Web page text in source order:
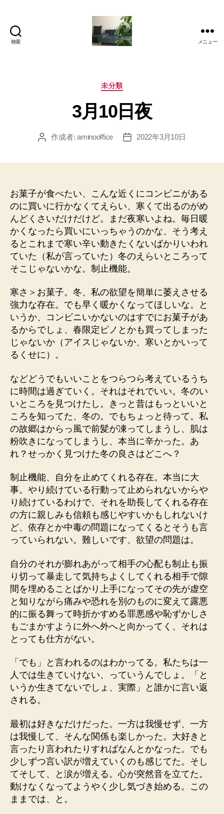
検索
美
か
も
あ
の
グ
メニュー
カ
ゴ
リ
未分類
3月10日夜
投
作成者:aminooffice
投
2022年3月10日
お菓子が食べたい、こんな近くにコンビニがある
のに買いに行かなくてえらい、寒くて出るのがめ
んどくさいだけだけど。まだ夜寒いよね。毎日暖
かくなったら買いにいっちゃうのかな、そう考え
るとこれまで寒い辛い動きたくないばかりいわれ
ていた（私が言っていた）冬のえらいところって
そこじゃないかな。制止機能。
寒さ＞お菓子。冬、私の欲望を簡単に萎えさせる
強力な存在。でも早く暖かくなってほしいな。と
いうか、コンビニいかないのはすでにお菓子があ
るからでしょ、春限定ピノとかも買ってしまった
じゃないか（アイスじゃないか、寒いとかいって
るくせに）。
などどうでもいいことをつらつら考えているうち
に時間は過ぎていく。それはそれでいい。冬のい
いところを見つけたし。きっと昔はもっといいと
ころを知ってた、冬の。でもちょっと待って。私
の故郷はからっ風で前髪が凍ってしまうし、肌は
粉吹きになってしまうし、本当に辛かった。あ
れ？せっかく見つけた冬の良さはどこへ？
制止機能、自分を止めてくれる存在。本当に大
事。やり続けている行動って止められないからや
り続けているわけで、それを助長してくれる存在
の方に親しみも信頼も感じやすいかもしれないけ
ど、依存とか中毒の問題になってくるとそうも言
っていられない。難しいです、欲望の問題は。
自分のそれが膨れあがって相手の心配も制止も振
り切って暴走して気持ちよくしてくれる相手で隙
間を埋めることばかり上手になってその先が虚空
と知りながら痛みや恐れを別のものに変えて露悪
的に振る舞って時折かすめる罪悪感や恥ずかしさ
もごまかすように外へ外へと向かってく、それは
とっても仕方がない。
「でも」と言われるのはわかってる。私たちは一
人では生きていけない、っていうんでしょ。「と
いうか生きてないでしょ、実際」と誰かに言い返
される。
最初は好きなだけだった。一方は我慢せず、一方
は我慢して、そんな関係も楽しかった。大好きと
言ったり言われたりすればなんとかなった。でも
少しずつ言い訳が増えていくのも感じてた。そし
てそして、と涙が増える。心が突然音を立てた。
動けなくなってようやく少し気づき始める。この
ままでは、と。